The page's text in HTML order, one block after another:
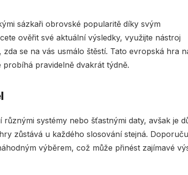
sázkaři obrovské popularitě díky svým
ověřit své aktuální výsledky, využijte nástroj
zda se na vás usmálo štěstí. Tato evropská hra
pravidelně dvakrát týdně.
systémy nebo šťastnými daty, avšak je
zůstává u každého slosování stejná.
výběrem, což může přinést zajímavé